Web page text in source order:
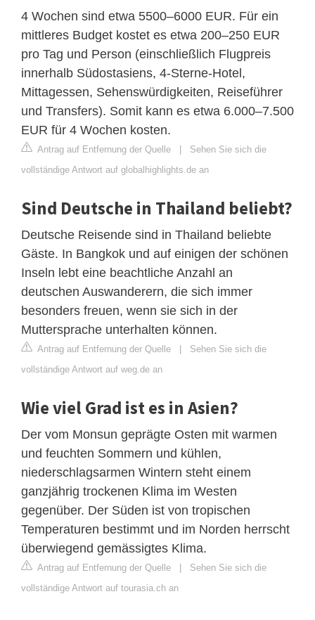
4 Wochen sind etwa 5500–6000 EUR. Für ein
mittleres Budget kostet es etwa 200–250 EUR
pro Tag und Person (einschließlich Flugpreis
innerhalb Südostasiens, 4-Sterne-Hotel,
Mittagessen, Sehenswürdigkeiten, Reiseführer
und Transfers). Somit kann es etwa 6.000–7.500
EUR für 4 Wochen kosten.
Antrag auf Entfernung der Quelle | Sehen Sie sich die
vollständige Antwort auf globalhighlights.de an
Sind Deutsche in Thailand beliebt?
Deutsche Reisende sind in Thailand beliebte
Gäste. In Bangkok und auf einigen der schönen
Inseln lebt eine beachtliche Anzahl an
deutschen Auswanderern, die sich immer
besonders freuen, wenn sie sich in der
Muttersprache unterhalten können.
Antrag auf Entfernung der Quelle | Sehen Sie sich die
vollständige Antwort auf weg.de an
Wie viel Grad ist es in Asien?
Der vom Monsun geprägte Osten mit warmen
und feuchten Sommern und kühlen,
niederschlagsarmen Wintern steht einem
ganzjährig trockenen Klima im Westen
gegenüber. Der Süden ist von tropischen
Temperaturen bestimmt und im Norden herrscht
überwiegend gemässigtes Klima.
Antrag auf Entfernung der Quelle | Sehen Sie sich die
vollständige Antwort auf tourasia.ch an